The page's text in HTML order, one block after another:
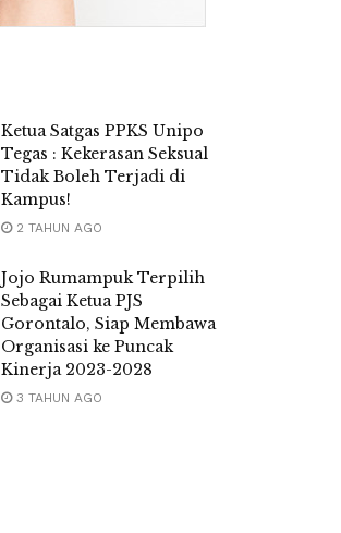
Ketua Satgas PPKS Unipo
Tegas : Kekerasan Seksual
Tidak Boleh Terjadi di
Kampus!
2 TAHUN AGO
Jojo Rumampuk Terpilih
Sebagai Ketua PJS
Gorontalo, Siap Membawa
Organisasi ke Puncak
Kinerja 2023-2028
3 TAHUN AGO